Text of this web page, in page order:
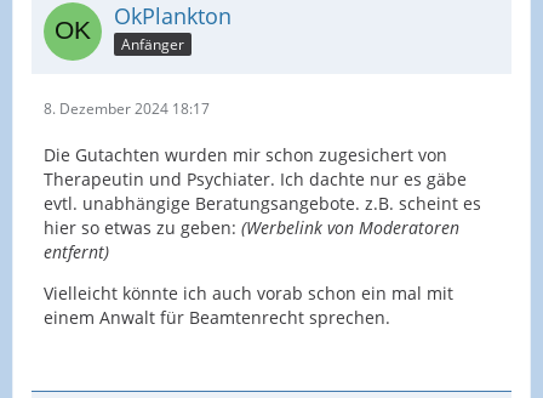
OkPlankton
Anfänger
8. Dezember 2024 18:17
Die Gutachten wurden mir schon zugesichert von
Therapeutin und Psychiater. Ich dachte nur es gäbe
evtl. unabhängige Beratungsangebote. z.B. scheint es
hier so etwas zu geben: (Werbelink von Moderatoren
entfernt)
Vielleicht könnte ich auch vorab schon ein mal mit
einem Anwalt für Beamtenrecht sprechen.